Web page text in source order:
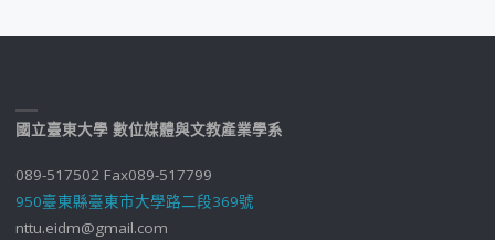
國立臺東大學 數位媒體與文教產業學系
089-517502 Fax089-517799
950臺東縣臺東市大學路二段369號
nttu.eidm@gmail.com